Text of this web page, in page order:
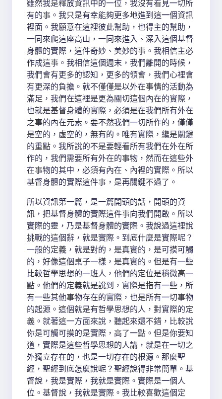
雖然我是釋放資訊中的一位，我沒有看見一切所
有的事。我只是有幸能夠更多地進到這一個資訊
裡面。我願意在這裡彼此幫助，也得主的幫助，
一同來爬這座高山，一同來進入、深入這個基督
身體的實際，這件奇妙、美妙的事。我相信主必
作成這事。我相信這個週末，我們離開的時候，
我們會有更多的認知，更多的領會，我們心裡會
有更深的負擔。就不僅僅是以外在事情的活動為
滿足，我們在這裡是更為關切這個內在的實際，
也就是基督身體的實際，必須是在我們所有外在
之事的內在元素。要不然我們一切所作的，僅僅
是空的，虛空的，無有的。唯有實際，纔是關鍵
的重點。我所說的不是要輕看所有我們在外在所
作的，我們需要所有外在的事物，然而在這些外
在事物的其中，必須有內在、內裡的實際。所以
基督身體的實際這件事，是再關鍵不過了。
所以資訊第一篇，是一篇開頭的話，開頭的資
訊，把基督身體的實際這件事向我們開啟。所以
實際的靈，乃是基督身體的實際。我說過這裡說
挑戰的這個辭，就是實際。到底什麼是實際呢？
一般的定義，就是對的，是真實的，是可摸可觸
的，好像這個桌子一樣，是真實的。但是有一些
比較哲學思想的一班人，他們的定位是稍微高一
點。他們的定義就是說到，實際是指有一些，所
有一些其他事物存在的實際，也是所有一切事物
的起源。這個就是有哲學思想的人，對實際的定
義。就著這一方面來說，聽起來還不錯，比較說
你是可觸可摸的是實際，高了一點。但是你要知
道，實際是這些哲學思想的人講，就是在一切之
外獨立存在的，也是一切存在的根源。那麼聖
經，聖經到底怎麼說呢？聖經說得非常簡單。基
督說，我是實際，我就是實際。實際是一個人
位。基督說，我就是實際。我比較喜歡這個定